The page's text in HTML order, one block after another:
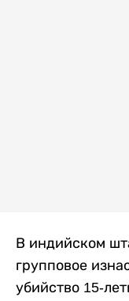
В индийском
групповое
убийство 15-